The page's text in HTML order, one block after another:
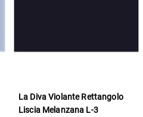
La Diva Violante Rettangolo
Liscia Melanzana L-3